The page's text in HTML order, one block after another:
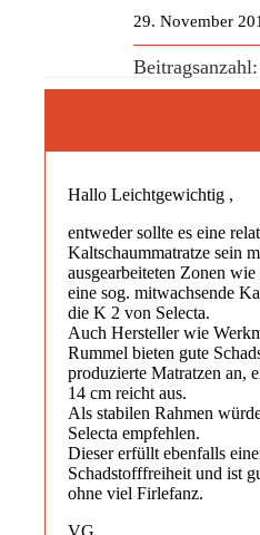
29. November
Hallo Leichtgewichtig ,
entweder sollte es eine
Kaltschaummatratze sein
ausgearbeiteten Zonen
eine sog. mitwachsende
die K 2 von Selecta.
Auch Hersteller wie
Rummel bieten gute
produzierte Matratzen an,
14 cm reicht aus.
Als stabilen Rahmen
Selecta empfehlen.
Dieser erfüllt ebenfalls
Schadstofffreiheit und ist
ohne viel Firlefanz.
VG